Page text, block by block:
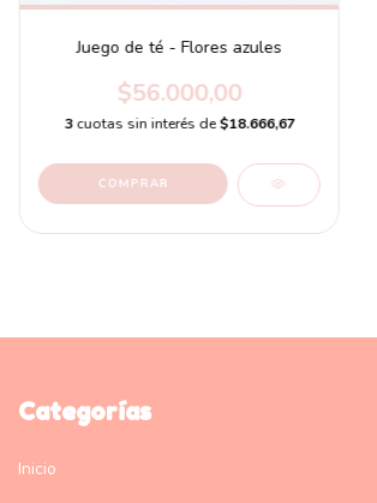
Juego de té - Flores azules
$56.000,00
3 cuotas sin interés de$18.666,67
Categorías
Inicio